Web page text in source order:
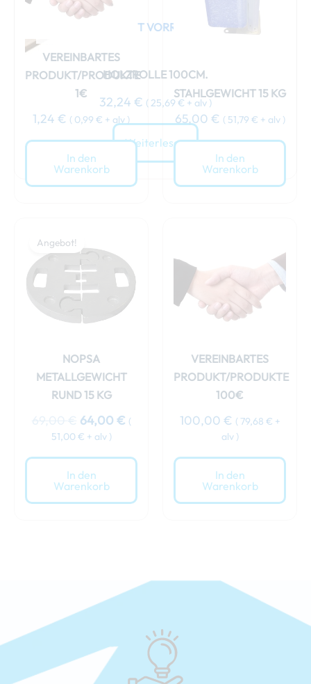
NICHT VORRÄTIG
HOLZROLLE 100CM.
32,24 € ( 25,69 € + alv )
Weiterlesen
VEREINBARTES
PRODUKT/PRODUKTE
1€
1,24 € ( 0,99 € + alv )
In den
Warenkorb
STAHLGEWICHT 15 KG
65,00 € ( 51,79 € + alv )
In den
Warenkorb
Angebot!
NOPSA
METALLGEWICHT
RUND 15 KG
war:
69,00 €
64,00 €
64,00 €.
(
51,00€ + alv )
In den
Warenkorb
VEREINBARTES
PRODUKT/PRODUKTE
100€
100,00 € ( 79,68 € +
alv )
In den
Warenkorb